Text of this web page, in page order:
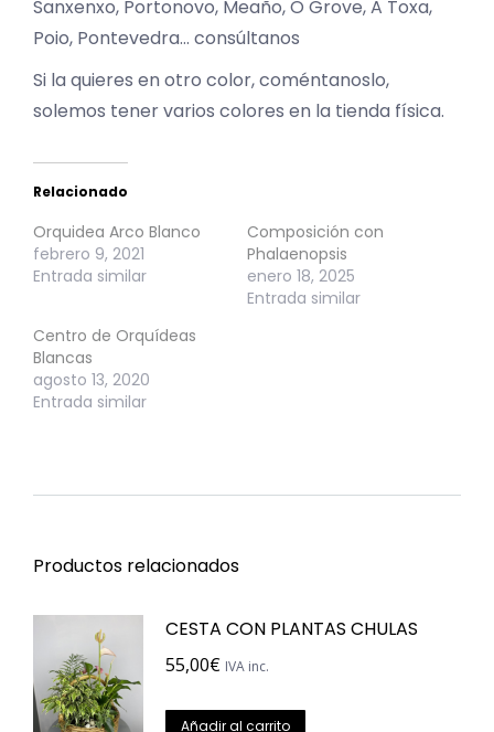
Sanxenxo, Portonovo, Meaño, O Grove, A Toxa,
Poio, Pontevedra… consúltanos
Si la quieres en otro color, coméntanoslo,
solemos tener varios colores en la tienda física.
Relacionado
Orquidea Arco Blanco
febrero 9, 2021
Entrada similar
Composición con
Phalaenopsis
enero 18, 2025
Entrada similar
Centro de Orquídeas
Blancas
agosto 13, 2020
Entrada similar
Productos relacionados
CESTA CON PLANTAS CHULAS
55,00€ IVA inc.
Añadir al carrito